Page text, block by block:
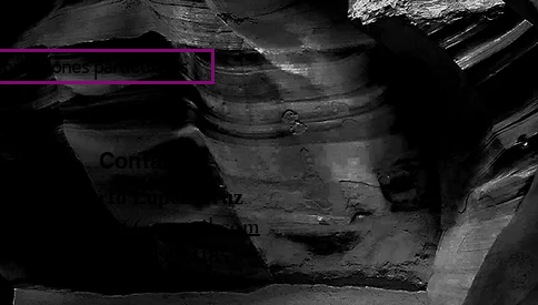
Condiciones particulares
Contacto
Roberto López Cruz
robertolc66@gmail.com